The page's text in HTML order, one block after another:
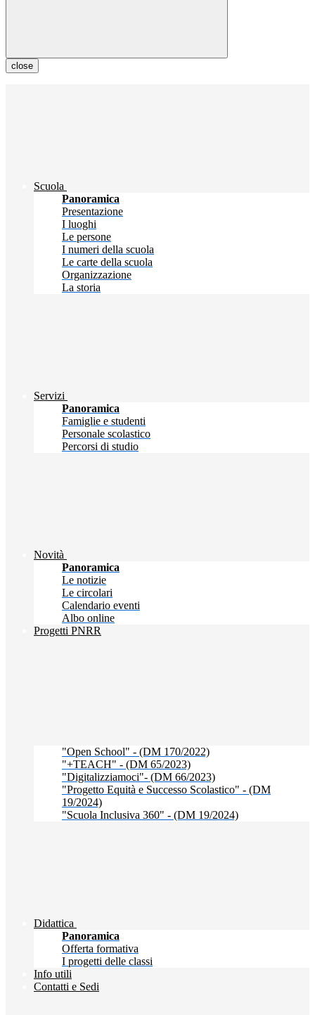
close
Scuola
Panoramica
Presentazione
I luoghi
Le persone
I numeri della scuola
Le carte della scuola
Organizzazione
La storia
Servizi
Panoramica
Famiglie e studenti
Personale scolastico
Percorsi di studio
Novità
Panoramica
Le notizie
Le circolari
Calendario eventi
Albo online
Progetti PNRR
"Open School" - (DM 170/2022)
"+TEACH" - (DM 65/2023)
"Digitalizziamoci"- (DM 66/2023)
"Progetto Equità e Successo Scolastico" - (DM
19/2024)
"Scuola Inclusiva 360" - (DM 19/2024)
Didattica
Panoramica
Offerta formativa
I progetti delle classi
Info utili
Contatti e Sedi